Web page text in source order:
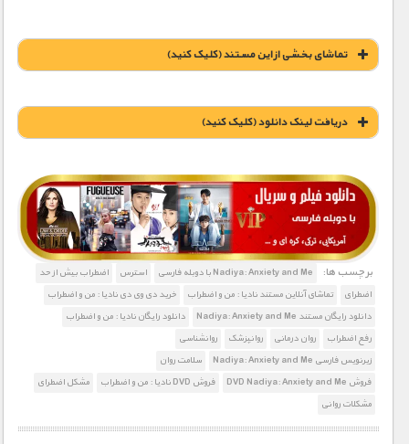
تماشای بخشی از این مستند (کلیک کنید)
دریافت لينک دانلود (کليک کنيد)
1900 تومان – خريد لينک دانلود (افزودن به سبد خريد)
برچسب ها: Nadiya: Anxiety and Me با دوبله فارسی استرس
اضطراب بیش از حد
اضطرای
تماشای آنلاین مستند نادیا : من و اضطراب
خرید دی وی دی نادیا : من و اضطراب
دانلود رایگان مستند Nadiya: Anxiety and Me
دانلود رایگان نادیا : من و اضطراب
رفع اضطراب
روان درمانی روانپزشک
روانشناسی
زیرنویس فارسی Nadiya: Anxiety and Me
سلامت روان
فروش DVD Nadiya: Anxiety and Me
فروش DVD نادیا : من و اضطراب
مشکل اضطرای
مشکلات روانی